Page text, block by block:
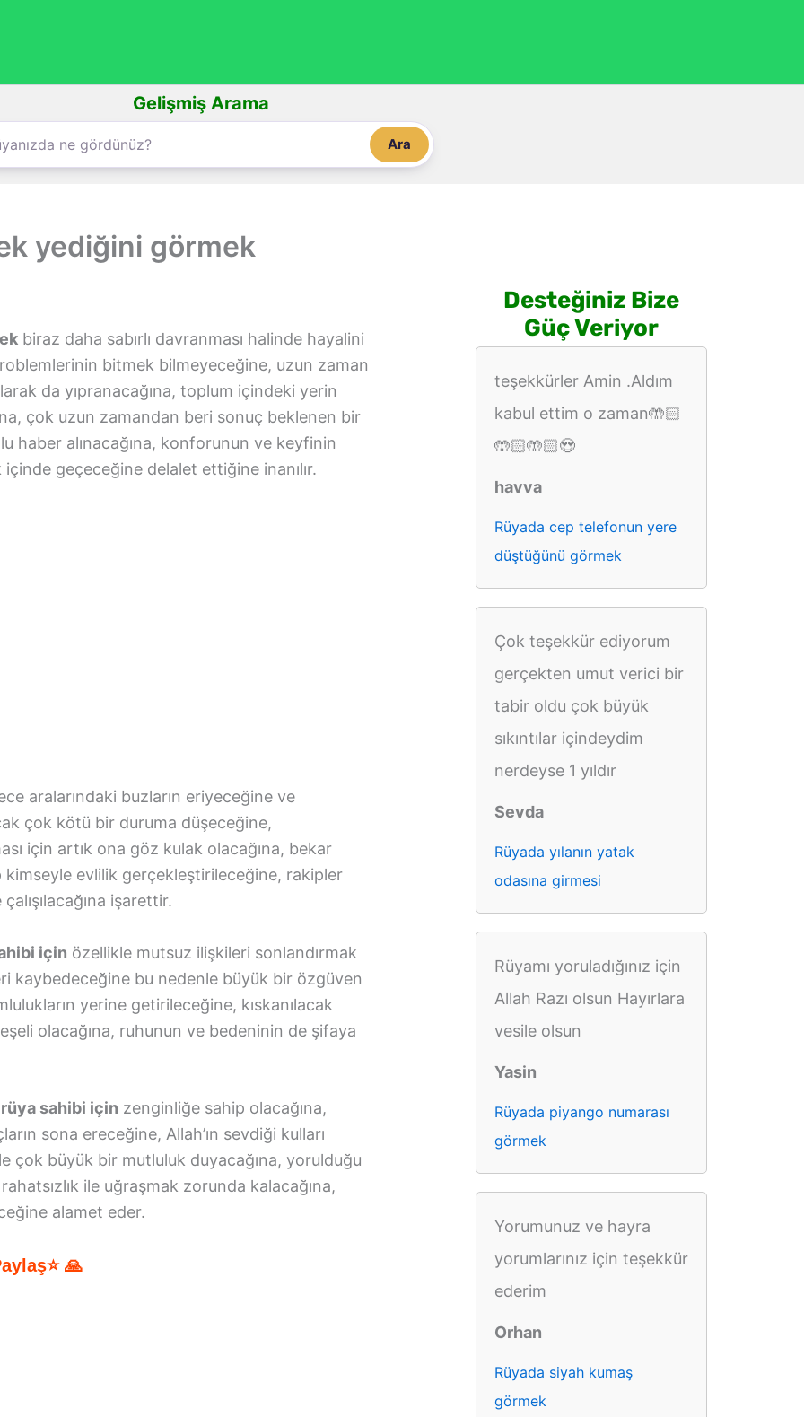
Gelişmiş Arama
Ara
yediğini görmek
biraz daha sabırlı davranması halinde hayalini
bitmek bilmeyeceğine, uzun zaman
da yıpranacağına, toplum içindeki yerin
çok uzun zamandan beri sonuç beklenen bir
haber alınacağına, konforunun ve keyfinin
geçeceğine delalet ettiğine inanılır.
aralarındaki buzların eriyeceğine ve
çok kötü bir duruma düşeceğine,
için artık ona göz kulak olacağına, bekar
kimseyle evlilik gerçekleştirileceğine, rakipler
işarettir.
için özellikle mutsuz ilişkileri sonlandırmak
kaybedeceğine bu nedenle büyük bir özgüven
yerine getirileceğine, kıskanılacak
olacağına, ruhunun ve bedeninin de şifaya
sahibi için zenginliğe sahip olacağına,
sona ereceğine, Allah’ın sevdiği kulları
çok büyük bir mutluluk duyacağına, yorulduğu
ile uğraşmak zorunda kalacağına,
alamet eder.
🙏
Desteğiniz Bize
Güç Veriyor
teşekkürler Amin .Aldım
kabul ettim o zaman🤲🏻
🤲🏻🤲🏻😍
havva
Rüyada cep telefonun yere
düştüğünü görmek
Çok teşekkür ediyorum
gerçekten umut verici bir
tabir oldu çok büyük
sıkıntılar içindeydim
nerdeyse 1 yıldır
Sevda
Rüyada yılanın yatak
odasına girmesi
Rüyamı yoruladığınız için
Allah Razı olsun Hayırlara
vesile olsun
Yasin
Rüyada piyango numarası
görmek
Yorumunuz ve hayra
yorumlarınız için teşekkür
ederim
Orhan
Rüyada siyah kumaş
görmek